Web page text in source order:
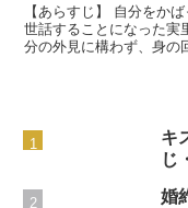
【あらすじ】 自分をか
世話することになった実
分の外見に構わず、身の
たが……！？出版社：幻
キ
じ
婚